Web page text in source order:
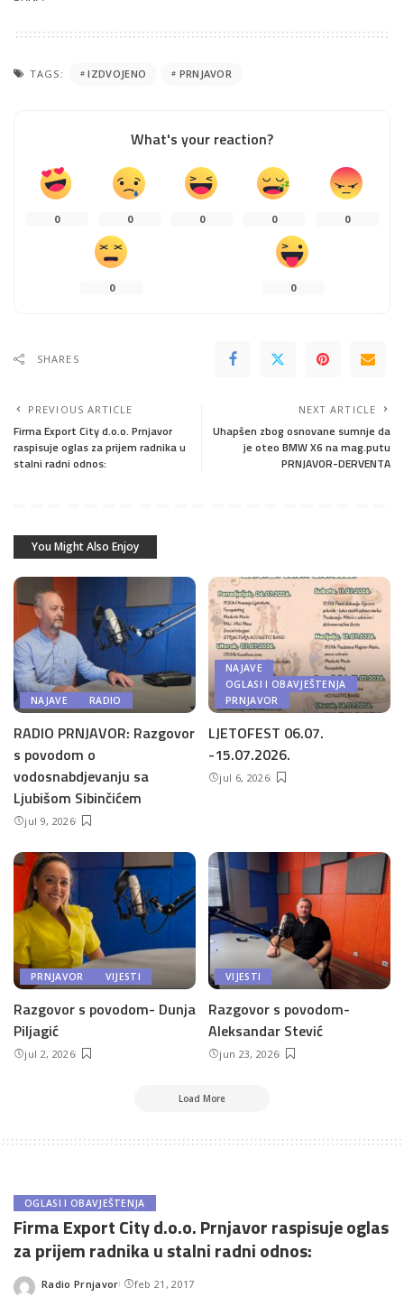
TAGS: IZDVOJENO PRNJAVOR
What's your reaction?
0 0 0 0 0
0 0
SHARES
PREVIOUS ARTICLE
Firma Export City d.o.o. Prnjavor
raspisuje oglas za prijem radnika u
stalni radni odnos:
NEXT ARTICLE
Uhapšen zbog osnovane sumnje da
je oteo BMW X6 na mag.putu
PRNJAVOR-DERVENTA
You Might Also Enjoy
NAJAVE RADIO
RADIO PRNJAVOR: Razgovor
s povodom o
vodosnabdjevanju sa
Ljubišom Sibinčićem
jul 9, 2026
NAJAVE
OGLASI I OBAVJEŠTENJA
PRNJAVOR
LJETOFEST 06.07.
-15.07.2026.
jul 6, 2026
PRNJAVOR VIJESTI
Razgovor s povodom- Dunja
Piljagić
jul 2, 2026
VIJESTI
Razgovor s povodom-
Aleksandar Stević
jun 23, 2026
Load More
OGLASI I OBAVJEŠTENJA
Firma Export City d.o.o. Prnjavor raspisuje oglas
za prijem radnika u stalni radni odnos:
Posted
Radio Prnjavor feb 21, 2017